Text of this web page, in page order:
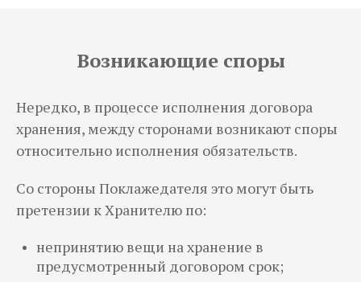
Возникающие споры
Нередко, в процессе исполнения договора
хранения, между сторонами возникают споры
относительно исполнения обязательств.
Со стороны Поклажедателя это могут быть
претензии к Хранителю по:
непринятию вещи на хранение в
предусмотренный договором срок;